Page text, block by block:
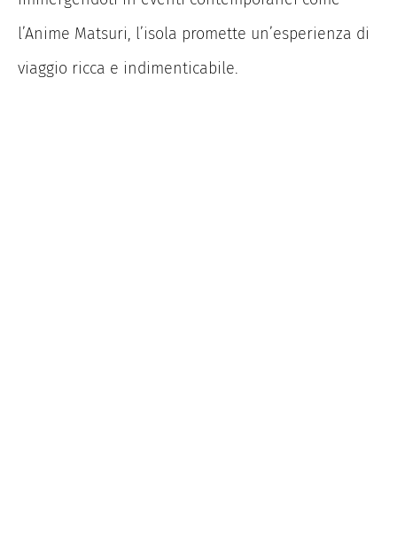
l’Anime Matsuri, l’isola promette un’esperienza di
viaggio ricca e indimenticabile.